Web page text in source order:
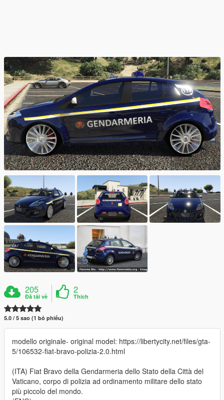
205
Đã tải về
2
Thích
5.0 / 5 sao (1 bỏ phiếu)
modello originale- original model: https://libertycity.net/files/gta-
5/106532-fiat-bravo-polizia-2.0.html
(ITA) Fiat Bravo della Gendarmeria dello Stato della Città del
Vaticano, corpo di polizia ad ordinamento militare dello stato
più piccolo del mondo.